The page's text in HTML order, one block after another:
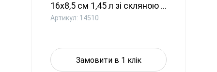
16x8,5 см 1,45 л зі скляною ...
Артикул: 14510
Замовити в 1 клік